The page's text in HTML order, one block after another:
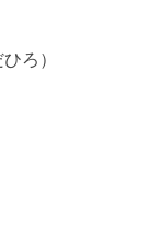
ろ）